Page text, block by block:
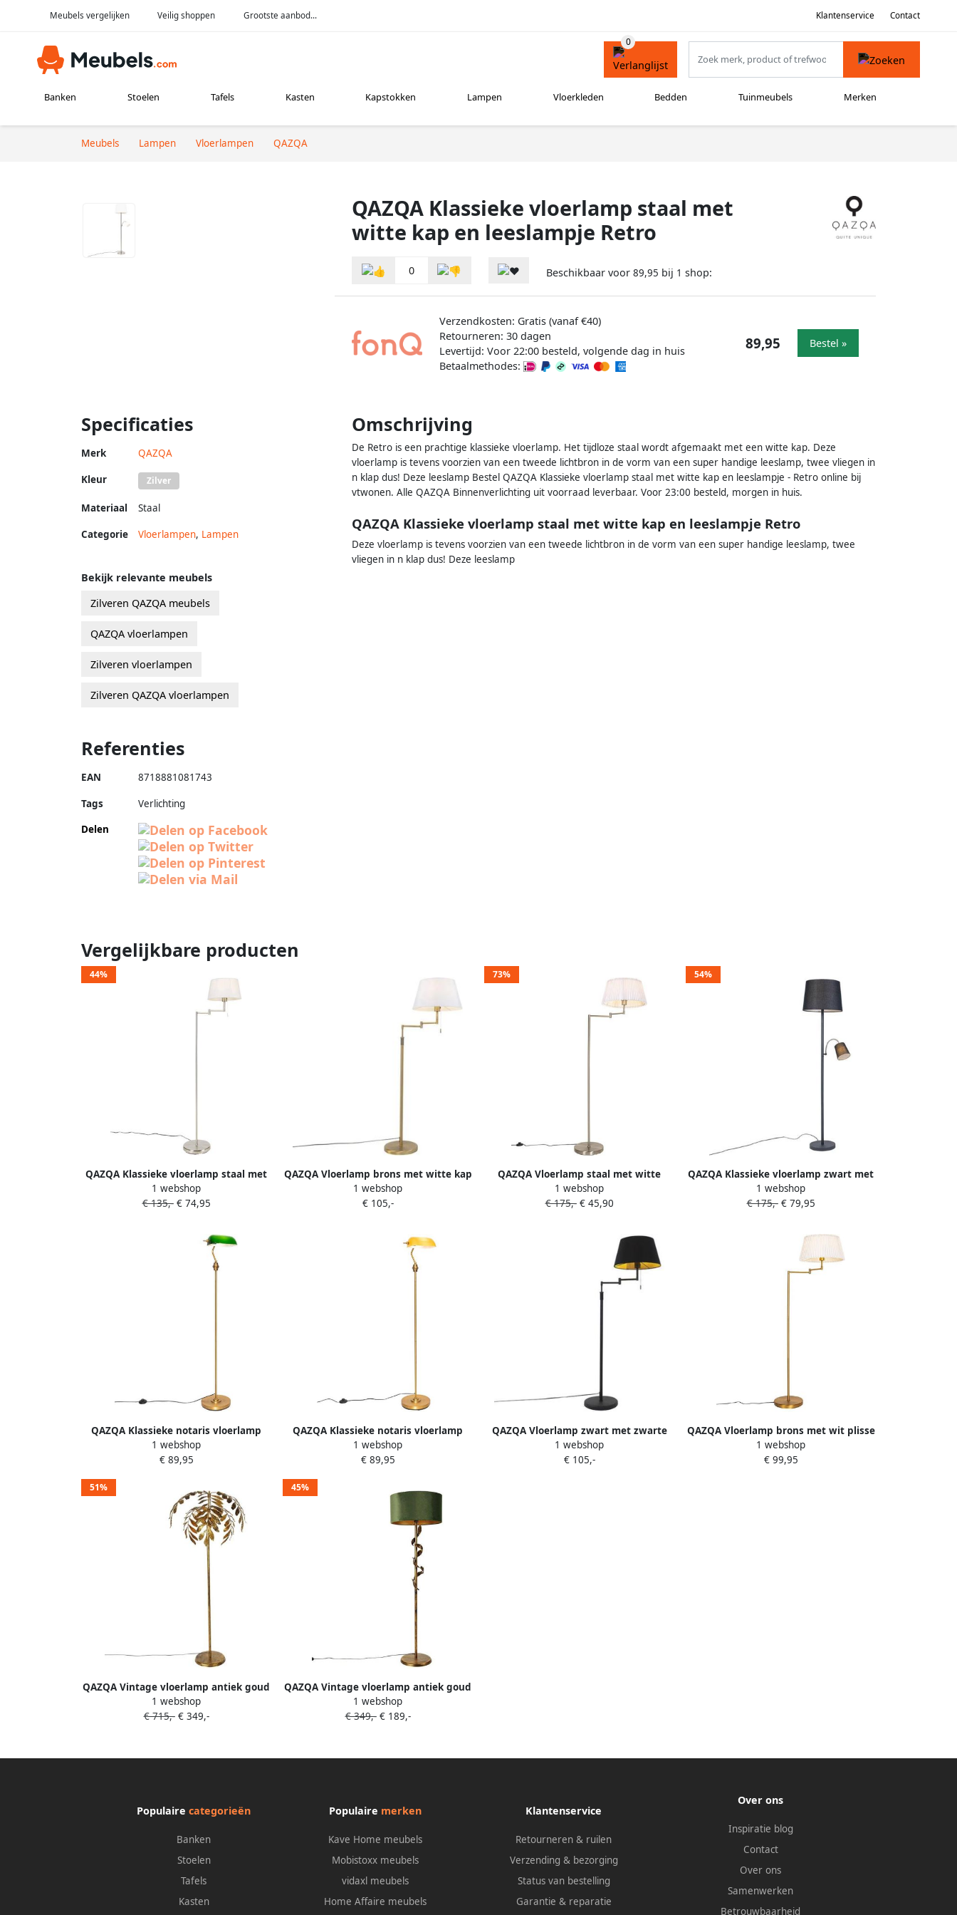
Meubels vergelijken Veilig shoppen Grootste aanbod... Klantenservice Contact
Banken Stoelen Tafels Kasten Kapstokken Lampen Vloerkleden Bedden Tuinmeubels Merken
Meubels Lampen Vloerlampen QAZQA
QAZQA Klassieke vloerlamp staal met
witte kap en leeslampje Retro
0 Beschikbaar voor 89,95 bij 1 shop:
Verzendkosten: Gratis (vanaf €40)
Retourneren: 30 dagen
Levertijd: Voor 22:00 besteld, volgende dag in huis
Betaalmethodes:
89,95 Bestel »
Specificaties
Merk QAZQA
Kleur Zilver
Materiaal Staal
Categorie Vloerlampen, Lampen
Omschrijving
De Retro is een prachtige klassieke vloerlamp. Het tijdloze staal wordt afgemaakt met een witte kap. Deze
vloerlamp is tevens voorzien van een tweede lichtbron in de vorm van een super handige leeslamp, twee vliegen in
n klap dus! Deze leeslamp Bestel QAZQA Klassieke vloerlamp staal met witte kap en leeslampje - Retro online bij
vtwonen. Alle QAZQA Binnenverlichting uit voorraad leverbaar. Voor 23:00 besteld, morgen in huis.
QAZQA Klassieke vloerlamp staal met witte kap en leeslampje Retro
Deze vloerlamp is tevens voorzien van een tweede lichtbron in de vorm van een super handige leeslamp, twee
vliegen in n klap dus! Deze leeslamp
Bekijk relevante meubels
Zilveren QAZQA meubels
QAZQA vloerlampen
Zilveren vloerlampen
Zilveren QAZQA vloerlampen
Referenties
EAN 8718881081743
Tags
Verlichting
Delen
Vergelijkbare producten
44%
QAZQA Klassieke vloerlamp staal met
witte kap verstelbaar Ladas
1 webshop
€ 135,-€ 74,95
QAZQA Vloerlamp brons met witte kap
en verstelbare arm Ladas Deluxe
1 webshop
€ 105,-
73%
QAZQA Vloerlamp staal met witte
plisse kap en verstelbare arm Ladas
1 webshop
€ 175,-€ 45,90
54%
QAZQA Klassieke vloerlamp zwart met
zwarte kap en leeslampje Retro
1 webshop
€ 175,-€ 79,95
QAZQA Klassieke notaris vloerlamp
brons met groen glas Banker
1 webshop
€ 89,95
QAZQA Klassieke notaris vloerlamp
brons met amber glas Banker
1 webshop
€ 89,95
QAZQA Vloerlamp zwart met zwarte
kap en verstelbare arm Ladas
1 webshop
€ 105,-
QAZQA Vloerlamp brons met wit plisse
kap en verstelbare arm Ladas
1 webshop
€ 99,95
51%
QAZQA Vintage vloerlamp antiek goud
65 cm 4-lichts Linden
1 webshop
€ 715,-€ 349,-
45%
QAZQA Vintage vloerlamp antiek goud
met groene kap Linden
1 webshop
€ 349,-€ 189,-
Populairecategorieën
Banken
Stoelen
Tafels
Kasten
Populaire merken
Kave Home meubels
Mobistoxx meubels
vidaxl meubels
Home Affaire meubels
Klantenservice
Retourneren & ruilen
Verzending & bezorging
Status van bestelling
Garantie & reparatie
Over ons
Inspiratie blog
Contact
Over ons
Samenwerken
Betrouwbaarheid